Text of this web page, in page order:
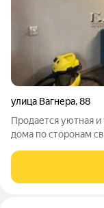
улица Вагнера,88
Продается уютная
дома по сторонам
хороший ремонт.
окрашен. Все окна